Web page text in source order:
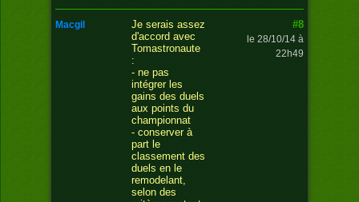
macgil
Je serais assez
d'accord avec
Tomastronaute
:
- ne pas
intégrer les
gains des duels
aux points du
championnat
- conserver à
part le
classement des
duels en le
remodelant,
selon des
#8
le 28/10/14 à
22h49